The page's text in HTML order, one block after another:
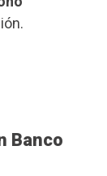
Banco